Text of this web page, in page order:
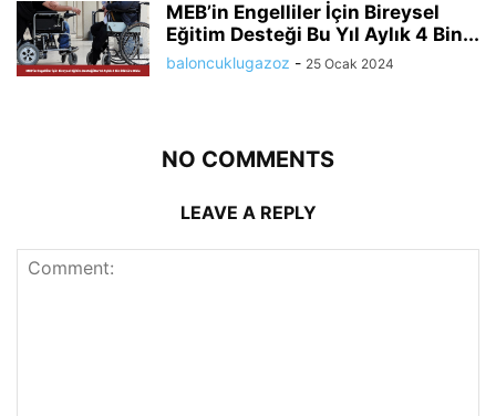
MEB’in Engelliler İçin Bireysel
Eğitim Desteği Bu Yıl Aylık 4 Bin...
baloncuklugazoz - 25 Ocak 2024
NO COMMENTS
LEAVE A REPLY